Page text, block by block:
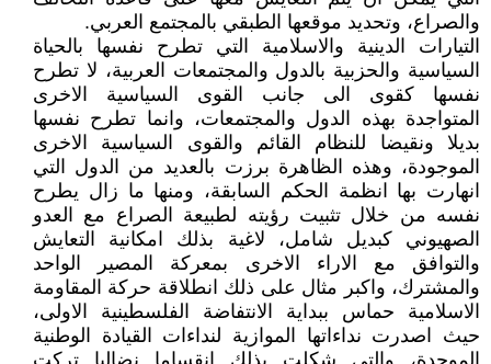
والصراع، وتحديد موقعها الطبقي بالمجتمع العربي.
التيارات الدينية والاسلامية التي تطرح نفسها بالحياة
السياسية والحزبية بالدول والمجتمعات العربية، لا تطرح
نفسها كقوى الى جانب القوى السياسية الاخرى
المتواجدة بهذه الدول والمجتمعات، وانما تطرح نفسها
بديلا ونقيضا للنظام القائم والقوى السياسية الاخرى
الموجودة، وهذه الظاهرة برزت بالعديد من الدول التي
انهارت بها انظمة الحكم السابقة، ومنها ما زال يطرح
نفسه من خلال تثبيت رؤيته لطبيعة الصراع مع العدو
الصهيوني كبديل شامل، لاغية بذلك امكانية التعايش
والتوافق مع الاراء الاخرى بمعركة المصير الواحد
والمشترك، واكبر مثال على ذلك انطلاقة حركة المقاومة
الاسلامية حماس ببداية الانتفاضة الفلسطينية الاولى،
حيث اصدرت نداءاتها الموازية لنداءات القيادة الوطنية